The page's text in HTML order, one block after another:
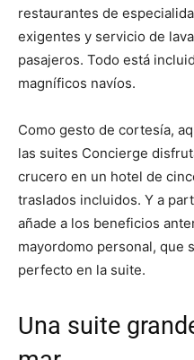
restaurantes de
exigentes y servicio de
pasajeros. Todo está
magníficos navíos.
Como gesto de cortesía,
las suites Concierge
crucero en un hotel de
traslados incluidos. Y a
añade a los beneficios
mayordomo personal, que
perfecto en la suite.
Una suite